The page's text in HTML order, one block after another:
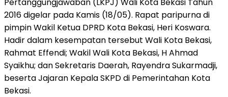
2016 digelar pada Kamis (18/05). Rapat paripurna di
pimpin Wakil Ketua DPRD Kota Bekasi, Heri Koswara.
Hadir dalam kesempatan tersebut Wali Kota Bekasi,
Rahmat Effendi; Wakil Wali Kota Bekasi, H Ahmad
Syaikhu; dan Sekretaris Daerah, Rayendra Sukarmadji,
beserta Jajaran Kepala SKPD di Pemerintahan Kota
Bekasi.